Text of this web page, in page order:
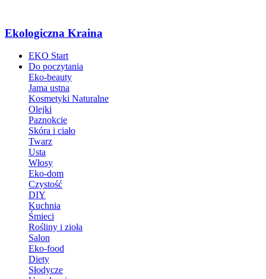
Ekologiczna Kraina
EKO Start
Do poczytania
Eko-beauty
Jama ustna
Kosmetyki Naturalne
Olejki
Paznokcie
Skóra i ciało
Twarz
Usta
Włosy
Eko-dom
Czystość
DIY
Kuchnia
Śmieci
Rośliny i zioła
Salon
Eko-food
Diety
Słodycze